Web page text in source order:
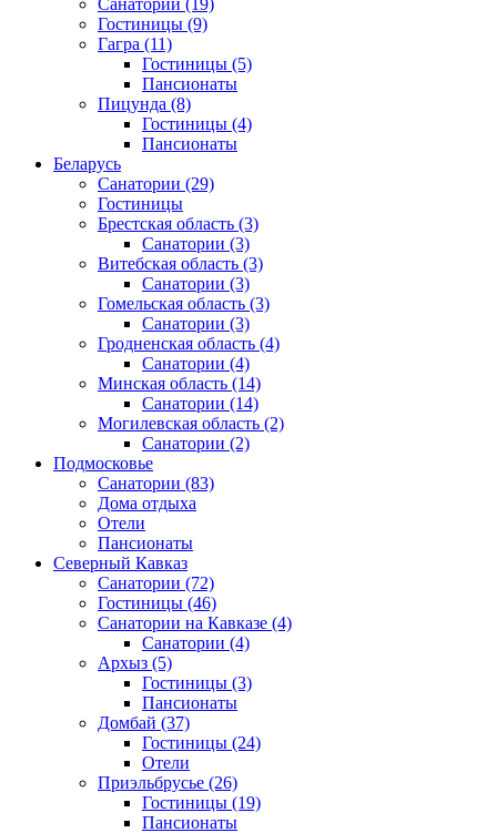
Санатории (19)
Гостиницы (9)
Гагра (11)
Гостиницы (5)
Пансионаты
Пицунда (8)
Гостиницы (4)
Пансионаты
Беларусь
Санатории (29)
Гостиницы
Брестская область (3)
Санатории (3)
Витебская область (3)
Санатории (3)
Гомельская область (3)
Санатории (3)
Гродненская область (4)
Санатории (4)
Минская область (14)
Санатории (14)
Могилевская область (2)
Санатории (2)
Подмосковье
Санатории (83)
Дома отдыха
Отели
Пансионаты
Северный Кавказ
Санатории (72)
Гостиницы (46)
Санатории на Кавказе (4)
Санатории (4)
Архыз (5)
Гостиницы (3)
Пансионаты
Домбай (37)
Гостиницы (24)
Отели
Приэльбрусье (26)
Гостиницы (19)
Пансионаты